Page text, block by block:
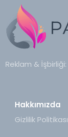
Reklam & İşbirliği:
Hakkımızda
Gizlilik Politikası